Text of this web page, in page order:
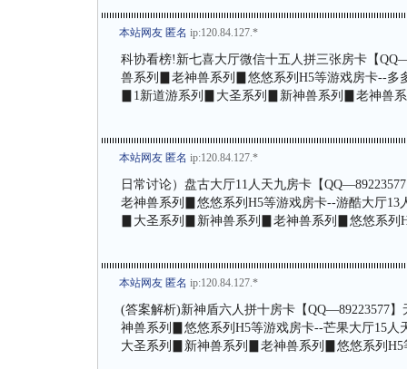
本站网友 匿名 ip:120.84.127.*
科协看榜!新七喜大厅微信十五人拼三张房卡【
兽系列▊老神兽系列▊悠悠系列H5等游戏房卡--多
▊1新道游系列▊大圣系列▊新神兽系列▊老神兽
本站网友 匿名 ip:120.84.127.*
日常讨论）盘古大厅11人天九房卡【
老神兽系列▊悠悠系列H5等游戏房卡--游酷大厅
▊大圣系列▊新神兽系列▊老神兽系列▊悠悠系列
本站网友 匿名 ip:120.84.127.*
(答案解析)新神盾六人拼十房卡【
神兽系列▊悠悠系列H5等游戏房卡--芒果大厅15
大圣系列▊新神兽系列▊老神兽系列▊悠悠系列H5